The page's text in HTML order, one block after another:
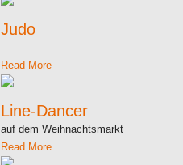
Judo
Read More
Line-Dancer
auf dem Weihnachtsmarkt
Read More